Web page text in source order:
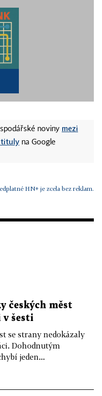
noviny mezi
tituly na Google
HN+ je zcela bez reklam.
českých měst
v šesti
se strany nedokázaly
Dohodnutým
jeden...